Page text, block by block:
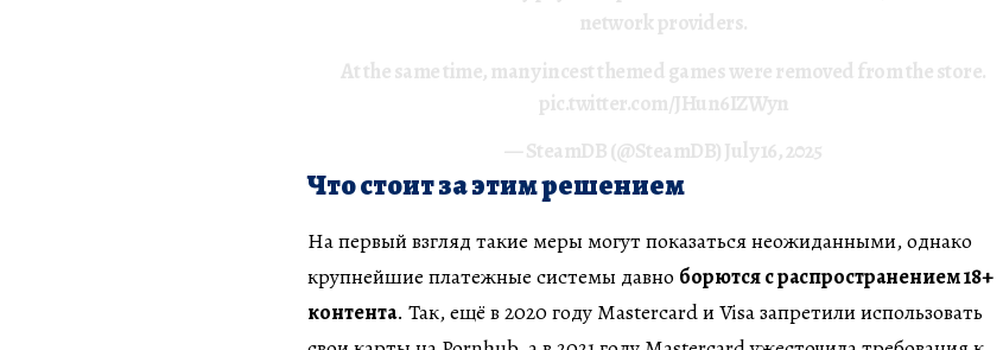
network providers.
At the same time, many incest themed games were removed from the store.
pic.twitter.com/JHun6IZWyn
— SteamDB (@SteamDB)July 16, 2025
Что стоит за этим решением
На первый взгляд такие меры могут показаться неожиданными, однако
крупнейшие платежные системы давно борются с распространением 18+
контента. Так, ещё в 2020 году Mastercard и Visa запретили использовать